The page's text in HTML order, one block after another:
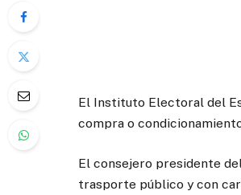
El Instituto Electoral del
compra o
El consejero presidente
trasporte público y con